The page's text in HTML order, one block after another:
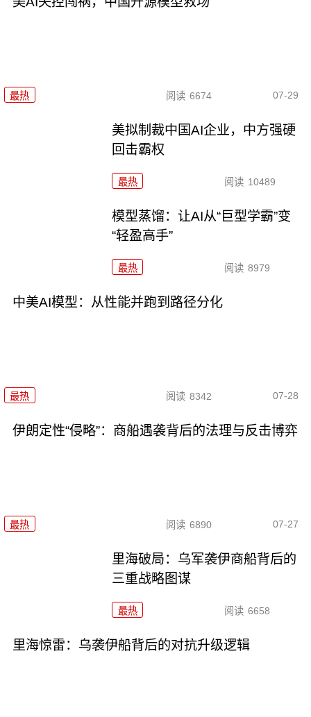
最热 阅读 6674 07-29
美拟制裁中国AI企业，中方强硬
回击霸权
最热 阅读 10489
模型蒸馏：让AI从“巨型学霸”变
“轻盈高手”
最热 阅读 8979
中美AI模型：从性能并跑到路径分化
最热 阅读 8342 07-28
伊朗定性“侵略”：商船遇袭背后的法理与反击博弈
最热 阅读 6890 07-27
里海破局：乌军袭伊商船背后的
三重战略图谋
最热 阅读 6658
里海惊雷：乌袭伊船背后的对抗升级逻辑